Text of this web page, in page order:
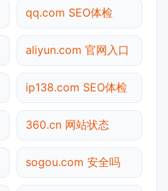
qq.com SEO体检
aliyun.com 官网入口
ip138.com SEO体检
360.cn 网站状态
sogou.com 安全吗